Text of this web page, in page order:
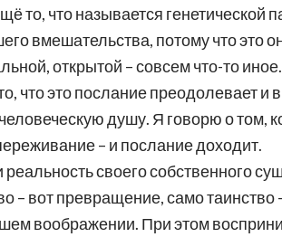
то, что называется
вмешательства, потому что это
открытой – совсем что-то
что это послание преодолевает и
душу. Я говорю о том,
– и послание доходит.
своего собственного
– вот превращение, само
воображении. При этом